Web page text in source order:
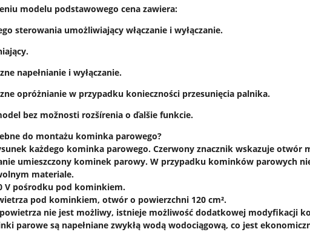
modelu podstawowego cena zawiera:
sterowania umożliwiający włączanie i wyłączanie.
napełnianie i wyłączanie.
opróżnianie w przypadku konieczności przesunięcia palnika.
bez možnosti rozšírenia o ďalšie funkcie.
do montażu kominka parowego?
każdego kominka parowego. Czerwony znacznik wskazuje
umieszczony kominek parowy. W przypadku kominków parowych
materiale.
V pośrodku pod kominkiem.
pod kominkiem, otwór o powierzchni 120 cm².
powietrza nie jest możliwy, istnieje możliwość dodatkowej modyfikacji
parowe są napełniane zwykłą wodą wodociągową, co jest